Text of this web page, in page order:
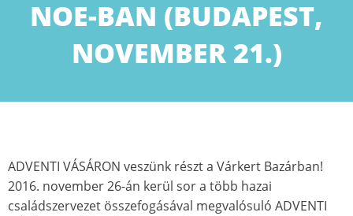
NOE-BAN (BUDAPEST,
NOVEMBER 21.)
ADVENTI VÁSÁRON veszünk részt a Várkert Bazárban!
2016. november 26-án kerül sor a több hazai
családszervezet összefogásával megvalósuló ADVENTI